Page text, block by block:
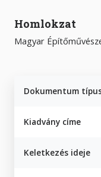
Homlokzat
Magyar
Dokumentum
Kiadvány címe
Keletkezés ideje